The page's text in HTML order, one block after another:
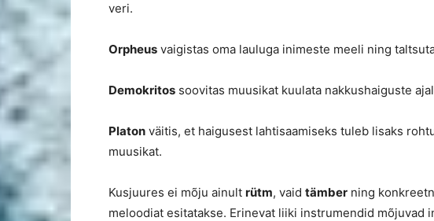
veri.
Orpheus vaigistas oma lauluga inimeste meeli ning
Demokritos soovitas muusikat kuulata nakkushaiguste
Platon väitis, et haigusest lahtisaamiseks tuleb lisaks
muusikat.
Kusjuures ei mõju ainult rütm, vaid tämber ning
meloodiat esitatakse. Erinevat liiki instrumendid mõjuvad